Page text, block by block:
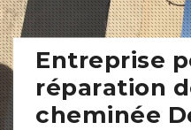
Entreprise
réparation
cheminée